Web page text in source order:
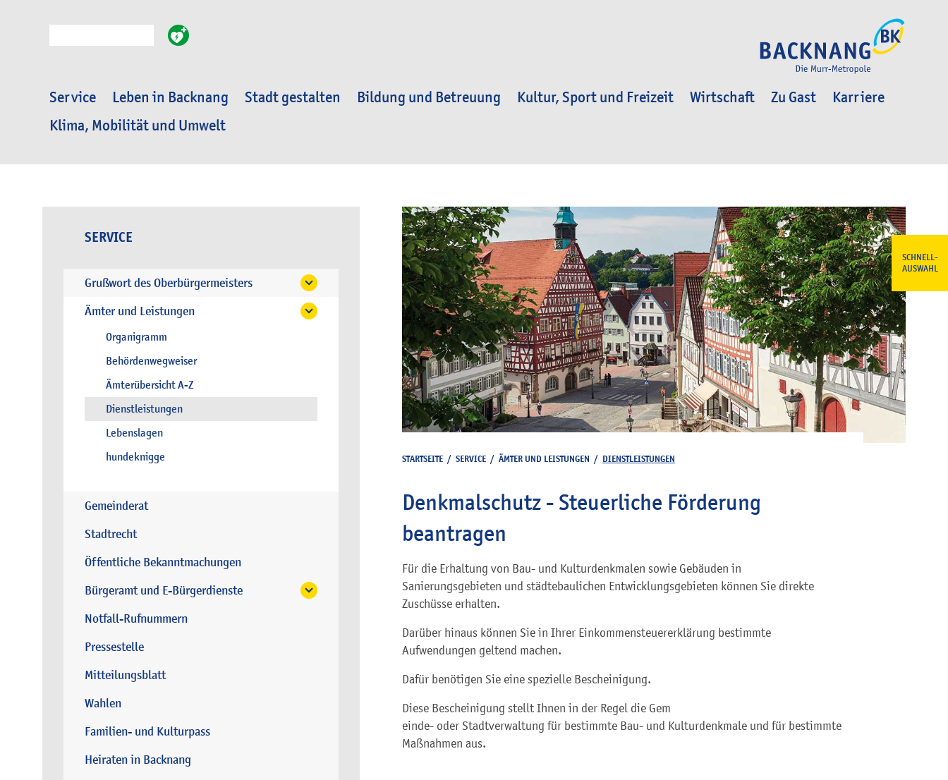
Service Leben in Backnang Stadt gestalten Bildung und Betreuung Kultur, Sport und Freizeit Wirtschaft Zu Gast
Karriere
Klima, Mobilität und Umwelt
SCHNELL-
AUSWAHL
SERVICE
Grußwort des Oberbürgermeisters
Ämter und Leistungen
Organigramm
Behördenwegweiser
Ämterübersicht A-Z
Dienstleistungen
Lebenslagen
hundeknigge
Gemeinderat
Stadtrecht
Öffentliche Bekanntmachungen
Bürgeramt und E-Bürgerdienste
Notfall-Rufnummern
Pressestelle
Mitteilungsblatt
Wahlen
Familien- und Kulturpass
Heiraten in Backnang
STARTSEITE / SERVICE / ÄMTER UND LEISTUNGEN / DIENSTLEISTUNGEN
Denkmalschutz - Steuerliche Förderung
beantragen
Für die Erhaltung von Bau- und Kulturdenkmalen sowie Gebäuden in
Sanierungsgebieten und städtebaulichen Entwicklungsgebieten können Sie direkte
Zuschüsse erhalten.
Darüber hinaus können Sie in Ihrer Einkommensteuererklärung bestimmte
Aufwendungen geltend machen.
Dafür benötigen Sie eine spezielle Bescheinigung.
Diese Bescheinigung stellt Ihnen in der Regel die Gem
einde- oder Stadtverwaltung für bestimmte Bau- und Kulturdenkmale und für bestimmte
Maßnahmen aus.